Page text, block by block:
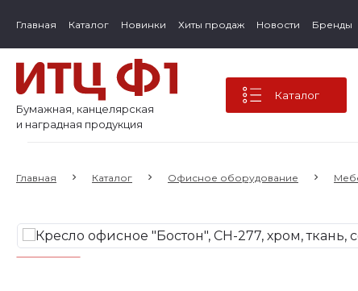
Главная Каталог Новинки Хиты продаж Новости Бренды
Бумажная, канцелярская
и наградная продукция
Каталог
Главная Каталог Офисное оборудование